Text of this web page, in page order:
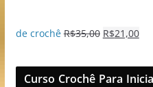
de crochê R$35,00 R$21,00
Curso Crochê Para